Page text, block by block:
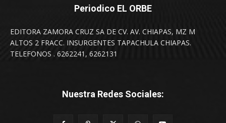
Periodico EL ORBE
EDITORA ZAMORA CRUZ SA DE CV. AV. CHIAPAS, MZ M
ALTOS 2 FRACC. INSURGENTES TAPACHULA CHIAPAS.
TELEFONOS . 6262241, 6262131
Nuestra Redes Sociales: